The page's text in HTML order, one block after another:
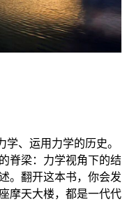
学、运用力学的历史。
脊梁：力学视角下的结
。翻开这本书，你会发
摩天大楼，都是一代代